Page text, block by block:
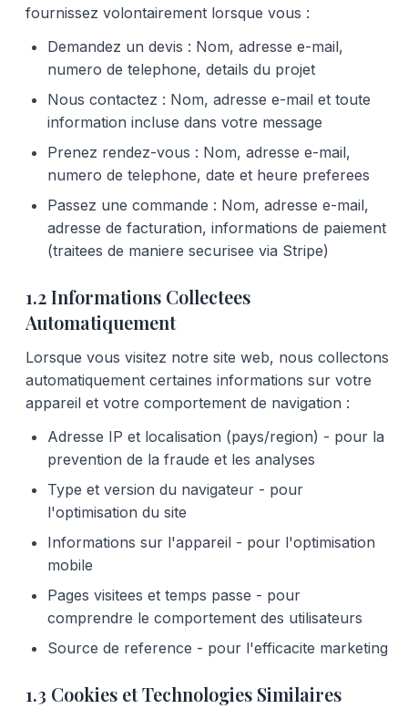
fournissez volontairement lorsque vous :
Demandez un devis : Nom, adresse e-mail,
numero de telephone, details du projet
Nous contactez : Nom, adresse e-mail et toute
information incluse dans votre message
Prenez rendez-vous : Nom, adresse e-mail,
numero de telephone, date et heure preferees
Passez une commande : Nom, adresse e-mail,
adresse de facturation, informations de paiement
(traitees de maniere securisee via Stripe)
1.2 Informations Collectees
Automatiquement
Lorsque vous visitez notre site web, nous collectons
automatiquement certaines informations sur votre
appareil et votre comportement de navigation :
Adresse IP et localisation (pays/region) - pour la
prevention de la fraude et les analyses
Type et version du navigateur - pour
l'optimisation du site
Informations sur l'appareil - pour l'optimisation
mobile
Pages visitees et temps passe - pour
comprendre le comportement des utilisateurs
Source de reference - pour l'efficacite marketing
1.3 Cookies et Technologies Similaires